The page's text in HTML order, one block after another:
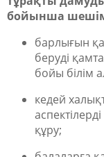
бойынша шешім
барлығын
беруді
бойы білім
кедей
құру;